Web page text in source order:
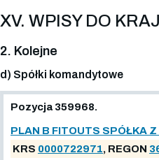
XV. WPISY DO
2. Kolejne
d) Spółki komandytowe
Pozycja 359968.
PLAN B FITOUTS SPÓŁKA
KRS 0000722971, REGON